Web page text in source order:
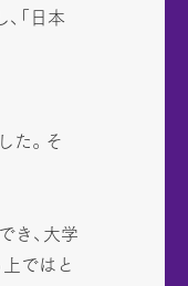
「日本
た。そ
き、大学
ではと